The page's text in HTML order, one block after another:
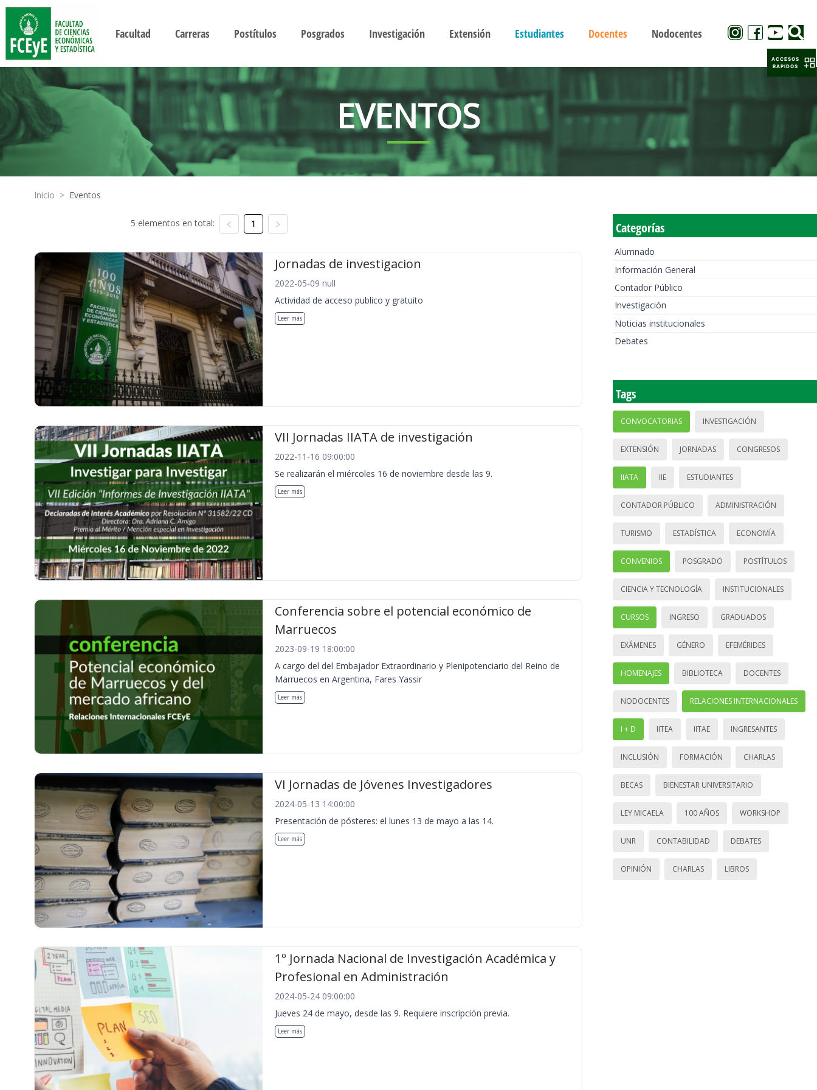
Facultad Carreras Postítulos Posgrados Investigación Extensión Estudiantes Docentes Nodocentes
EVENTOS
Inicio > Eventos
5 elementos en total: 1
Jornadas de investigacion
2022-05-09 null
Actividad de acceso publico y gratuito
Leer más
VII Jornadas IIATA de investigación
2022-11-16 09:00:00
Se realizarán el miércoles 16 de noviembre desde las 9.
Leer más
Conferencia sobre el potencial económico de
Marruecos
2023-09-19 18:00:00
A cargo del del Embajador Extraordinario y Plenipotenciario del Reino de
Marruecos en Argentina, Fares Yassir
Leer más
VI Jornadas de Jóvenes Investigadores
2024-05-13 14:00:00
Presentación de pósteres: el lunes 13 de mayo a las 14.
Leer más
1º Jornada Nacional de Investigación Académica y
Profesional en Administración
2024-05-24 09:00:00
Jueves 24 de mayo, desde las 9. Requiere inscripción previa.
Leer más
Categorías
Alumnado
Información General
Contador Público
Investigación
Noticias institucionales
Debates
Tags
CONVOCATORIAS INVESTIGACIÓN
EXTENSIÓN JORNADAS CONGRESOS
IIATA IIE ESTUDIANTES
CONTADOR PÚBLICO ADMINISTRACIÓN
TURISMO ESTADÍSTICA ECONOMÍA
CONVENIOS POSGRADO POSTÍTULOS
CIENCIA Y TECNOLOGÍA INSTITUCIONALES
CURSOS INGRESO GRADUADOS
EXÁMENES GÉNERO EFEMÉRIDES
HOMENAJES BIBLIOTECA DOCENTES
NODOCENTES RELACIONES INTERNACIONALES
I + D IITEA IITAE INGRESANTES
INCLUSIÓN FORMACIÓN CHARLAS
BECAS BIENESTAR UNIVERSITARIO
LEY MICAELA 100 AÑOS WORKSHOP
UNR CONTABILIDAD DEBATES
OPINIÓN CHARLAS LIBROS
ACCESOS
RAPIDOS